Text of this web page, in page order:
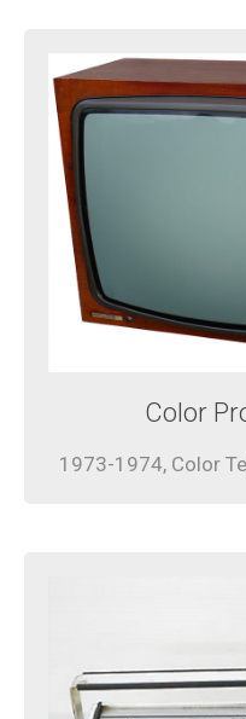
Color
1973-1974, Color